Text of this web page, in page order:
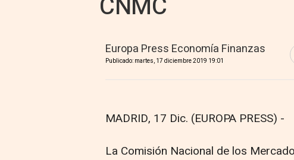
Europa Press Economía Finanzas
Publicado: martes, 17 diciembre 2019 19:01
MADRID, 17 Dic. (EUROPA PRESS) -
La Comisión Nacional de los